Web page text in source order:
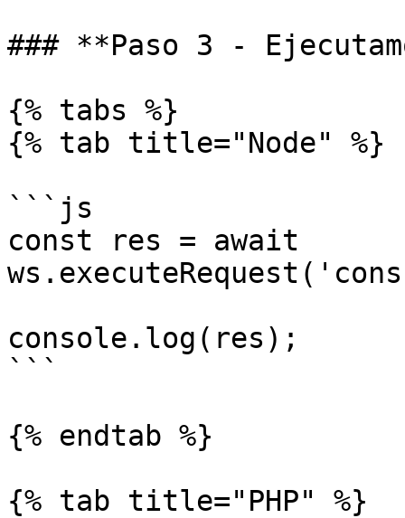
### **Paso 3 -
{% tabs %}
{% tab title="Node" %}
```js
const res = await
console.log(res);
```
{% endtab %}
{% tab title="PHP" %}